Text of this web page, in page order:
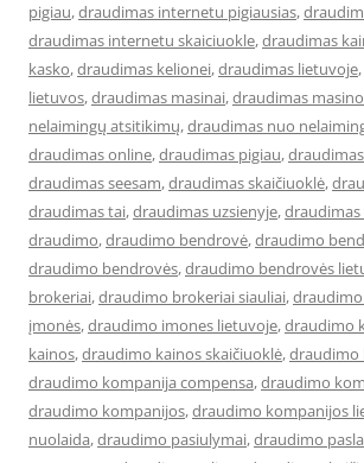
pigiau,draudimas internetu pigiausias,
draudimas internetu skaiciuokle,draudimas
kasko,draudimas kelionei,draudimas lietuvoje,
lietuvos,draudimas masinai,draudimas
nelaimingų atsitikimų,draudimas nuo
draudimas online,draudimas pigiau,
draudimas seesam,draudimas skaičiuoklė,
draudimas tai,draudimas uzsienyje,
draudimo,draudimo bendrovė,draudimo
draudimo bendrovės,draudimo bendrovės
brokeriai,draudimo brokeriai siauliai,
įmonės,draudimo imones lietuvoje,draudimo
kainos,draudimo kainos skaičiuoklė,draudimo
draudimo kompanija compensa,draudimo
draudimo kompanijos,draudimo kompanijos
nuolaida,draudimo pasiulymai,draudimo